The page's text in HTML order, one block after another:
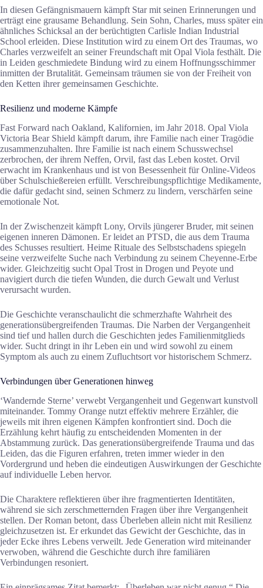
In diesen Gefängnismauern kämpft Star mit seinen Erinnerungen und
erträgt eine grausame Behandlung. Sein Sohn, Charles, muss später ein
ähnliches Schicksal an der berüchtigten Carlisle Indian Industrial
School erleiden. Diese Institution wird zu einem Ort des Traumas, wo
Charles verzweifelt an seiner Freundschaft mit Opal Viola festhält. Die
in Leiden geschmiedete Bindung wird zu einem Hoffnungsschimmer
inmitten der Brutalität. Gemeinsam träumen sie von der Freiheit von
den Ketten ihrer gemeinsamen Geschichte.
Resilienz und moderne Kämpfe
Fast Forward nach Oakland, Kalifornien, im Jahr 2018. Opal Viola
Victoria Bear Shield kämpft darum, ihre Familie nach einer Tragödie
zusammenzuhalten. Ihre Familie ist nach einem Schusswechsel
zerbrochen, der ihrem Neffen, Orvil, fast das Leben kostet. Orvil
erwacht im Krankenhaus und ist von Besessenheit für Online-Videos
über Schulschießereien erfüllt. Verschreibungspflichtige Medikamente,
die dafür gedacht sind, seinen Schmerz zu lindern, verschärfen seine
emotionale Not.
In der Zwischenzeit kämpft Lony, Orvils jüngerer Bruder, mit seinen
eigenen inneren Dämonen. Er leidet an PTSD, die aus dem Trauma
des Schusses resultiert. Heime Rituale des Selbstschadens spiegeln
seine verzweifelte Suche nach Verbindung zu seinem Cheyenne-Erbe
wider. Gleichzeitig sucht Opal Trost in Drogen und Peyote und
navigiert durch die tiefen Wunden, die durch Gewalt und Verlust
verursacht wurden.
Die Geschichte veranschaulicht die schmerzhafte Wahrheit des
generationsübergreifenden Traumas. Die Narben der Vergangenheit
sind tief und hallen durch die Geschichten jedes Familienmitglieds
wider. Sucht dringt in ihr Leben ein und wird sowohl zu einem
Symptom als auch zu einem Zufluchtsort vor historischem Schmerz.
Verbindungen über Generationen hinweg
‘Wandernde Sterne’ verwebt Vergangenheit und Gegenwart kunstvoll
miteinander. Tommy Orange nutzt effektiv mehrere Erzähler, die
jeweils mit ihren eigenen Kämpfen konfrontiert sind. Doch die
Erzählung kehrt häufig zu entscheidenden Momenten in der
Abstammung zurück. Das generationsübergreifende Trauma und das
Leiden, das die Figuren erfahren, treten immer wieder in den
Vordergrund und heben die eindeutigen Auswirkungen der Geschichte
auf individuelle Leben hervor.
Die Charaktere reflektieren über ihre fragmentierten Identitäten,
während sie sich zerschmetternden Fragen über ihre Vergangenheit
stellen. Der Roman betont, dass Überleben allein nicht mit Resilienz
gleichzusetzen ist. Er erkundet das Gewicht der Geschichte, das in
jeder Ecke ihres Lebens verweilt. Jede Generation wird miteinander
verwoben, während die Geschichte durch ihre familiären
Verbindungen resoniert.